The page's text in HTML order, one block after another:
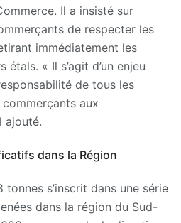
Il a insisté sur
de respecter les
immédiatement les
« Il s’agit d’un enjeu
de tous les
aux
ajouté.
dans la Région
tonnes s’inscrit dans une série
dans la région du Sud-